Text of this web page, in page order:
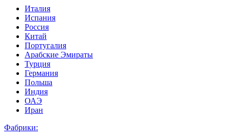
Италия
Испания
Россия
Китай
Португалия
Арабские Эмираты
Турция
Германия
Польша
Индия
ОАЭ
Иран
Фабрики: